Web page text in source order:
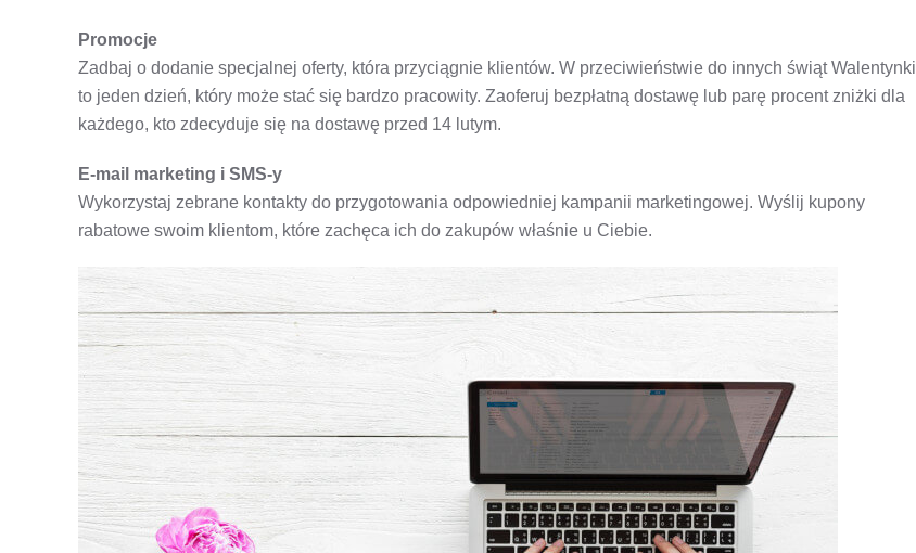
Promocje
Zadbaj o dodanie specjalnej oferty, która przyciągnie klientów. W przeciwieństwie do innych świąt Walentynki
to jeden dzień, który może stać się bardzo pracowity. Zaoferuj bezpłatną dostawę lub parę procent zniżki dla
każdego, kto zdecyduje się na dostawę przed 14 lutym.
E-mail marketing i SMS-y
Wykorzystaj zebrane kontakty do przygotowania odpowiedniej kampanii marketingowej. Wyślij kupony
rabatowe swoim klientom, które zachęca ich do zakupów właśnie u Ciebie.